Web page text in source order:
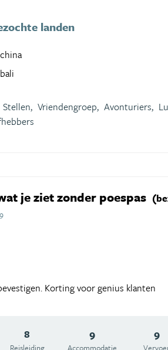
landen
china
bali
Stellen, Vriendengroep, Avonturiers,
je ziet zonder poespas
Korting voor genius klanten
8
Reisleiding
9
Accommodatie
9